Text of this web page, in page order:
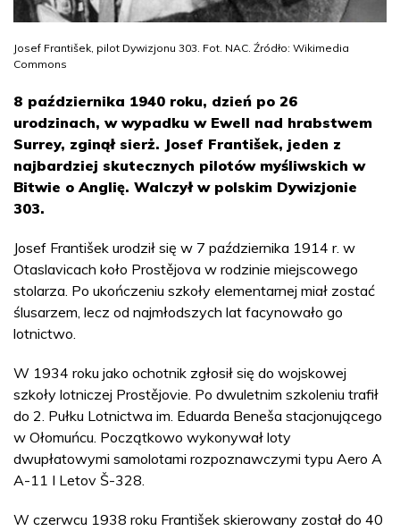
Josef František, pilot Dywizjonu 303. Fot. NAC. Źródło: Wikimedia
Commons
8 października 1940 roku, dzień po 26
urodzinach, w wypadku w Ewell nad hrabstwem
Surrey, zginął sierż. Josef František, jeden z
najbardziej skutecznych pilotów myśliwskich w
Bitwie o Anglię. Walczył w polskim Dywizjonie
303.
Josef František urodził się w 7 października 1914 r. w
Otaslavicach koło Prostějova w rodzinie miejscowego
stolarza. Po ukończeniu szkoły elementarnej miał zostać
ślusarzem, lecz od najmłodszych lat facynowało go
lotnictwo.
W 1934 roku jako ochotnik zgłosił się do wojskowej
szkoły lotniczej Prostějovie. Po dwuletnim szkoleniu trafił
do 2. Pułku Lotnictwa im. Eduarda Beneša stacjonującego
w Ołomuńcu. Początkowo wykonywał loty
dwupłatowymi samolotami rozpoznawczymi typu Aero A
A-11 I Letov Š-328.
W czerwcu 1938 roku František skierowany został do 40